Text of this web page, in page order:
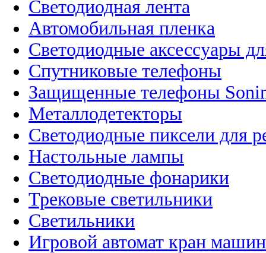
Светодиодная лента
Автомобильная пленка
Светодиодные аксессуары
Спутниковые телефоны
Защищенные телефоны
Металлодетекторы
Светодиодные пиксели для
Настольные лампы
Светодиодные фонарики
Трековые светильники
Светильники
Игровой автомат кран